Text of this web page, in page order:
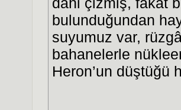
bulunduğundan
suyumuz var,
bahanelerle
Heron’un düştüğü